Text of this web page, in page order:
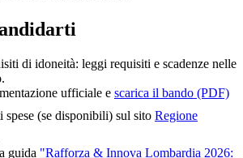
di idoneità: leggi requisiti e scadenze nelle
ufficiale e scarica il bando (PDF)
spese (se disponibili) sul sito Regione
guida "Rafforza & Innova Lombardia 2026: